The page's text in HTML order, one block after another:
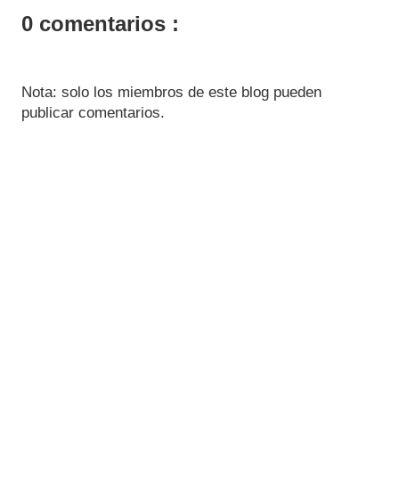
0 comentarios :
Nota: solo los miembros de este blog pueden
publicar comentarios.